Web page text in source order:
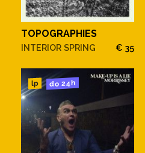
TOPOGRAPHIES
INTERIOR SPRING € 35
lp do 24h